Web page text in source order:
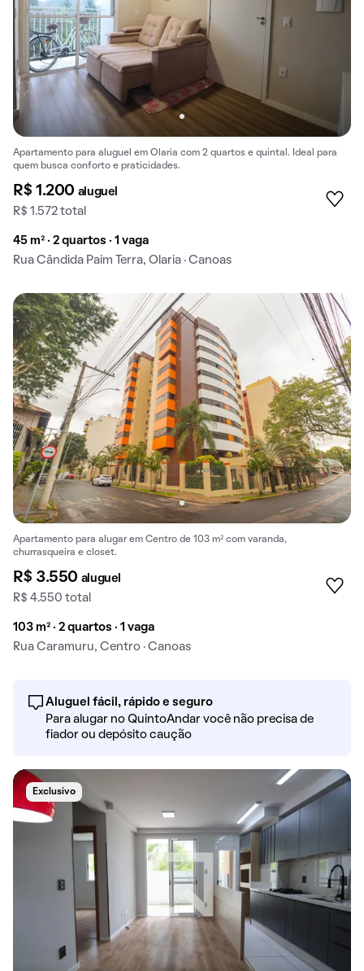
Apartamento para aluguel em Olaria com 2 quartos e quintal. Ideal para
quem busca conforto e praticidades.
R$ 1.200 aluguel
R$ 1.572 total
45 m² · 2 quartos · 1 vaga
Rua Cândida Paim Terra, Olaria · Canoas
Apartamento para alugar em Centro de 103 m² com varanda,
churrasqueira e closet.
R$ 3.550 aluguel
R$ 4.550 total
103 m² · 2 quartos · 1 vaga
Rua Caramuru, Centro · Canoas
Aluguel fácil, rápido e seguro
Para alugar no QuintoAndar você não precisa de
fiador ou depósito caução
Exclusivo